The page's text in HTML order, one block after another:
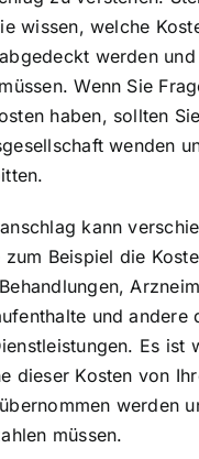
wissen, welche
werden
Wenn Sie
haben, sollten
wenden
kann
Beispiel die
und andere
Es ist
dieser Kosten von
werden
müssen.